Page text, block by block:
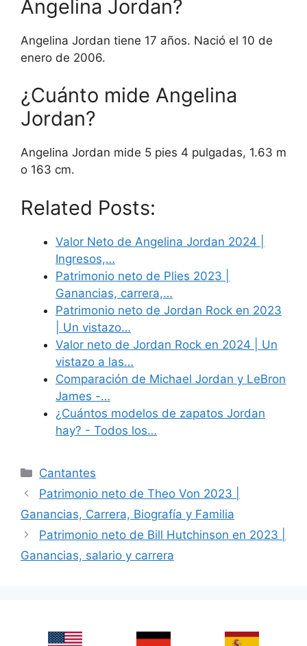
Angelina Jordan?
Angelina Jordan tiene 17 años. Nació el 10 de
enero de 2006.
¿Cuánto mide Angelina
Jordan?
Angelina Jordan mide 5 pies 4 pulgadas, 1.63 m
o 163 cm.
Related Posts:
Valor Neto de Angelina Jordan 2024 |
Ingresos,…
Patrimonio neto de Plies 2023 |
Ganancias, carrera,…
Patrimonio neto de Jordan Rock en 2023
| Un vistazo…
Valor neto de Jordan Rock en 2024 | Un
vistazo a las…
Comparación de Michael Jordan y LeBron
James -…
¿Cuántos modelos de zapatos Jordan
hay? - Todos los…
Categories
Cantantes
Patrimonio neto de Theo Von 2023 |
Ganancias, Carrera, Biografía y Familia
Patrimonio neto de Bill Hutchinson en 2023 |
Ganancias, salario y carrera